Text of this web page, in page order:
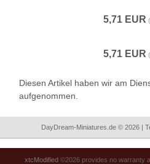
5,71 EUR
5,71 EUR
Diesen Artikel haben wir am
aufgenommen.
DayDream-Miniatures.de © 2026 |
xtcModified ©2026 provides no warranty